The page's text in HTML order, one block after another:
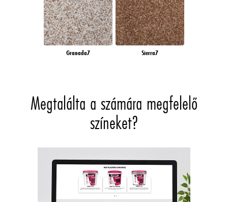
Granada7 Sierra7
Megtalálta a számára megfelelő
színeket?